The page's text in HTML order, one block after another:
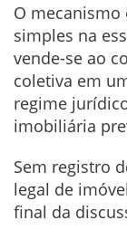
O mecanismo
simples na
vende-se ao
coletiva em
regime
imobiliária
Sem registro
legal de
final da